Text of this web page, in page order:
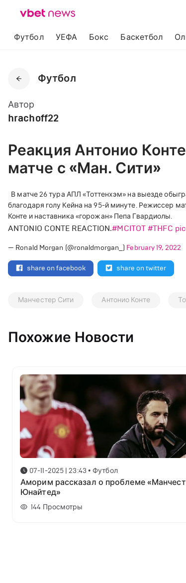
Футбол УЕФА Бокс Баскетбол
Футбол
Автор
hrachoff22
Реакция Антонио
матче с «Ман. Сити»
В матче 26 тура АПЛ «Тоттенхэм» на выезде
благодаря голу Кейна на 95-й минуте. Режиссер
Конте и наставника «горожан» Пепа Гвардиолы.
ANTONIO CONTE REACTION.#MCITOT #THFC
— Ronald Morgan (@ronaldmorgan_) February 19, 2022
share on facebook share on twitter
Манчестер Сити Антонио Конте
Похожие Новости
07-11-2025 | 23:43 • Футбол
Аморим рассказал о проблеме
Юнайтед»
144 Просмотры